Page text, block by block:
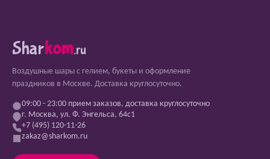
Sharkom.ru
Воздушные шары с гелием, букеты и оформление
праздников в Москве. Доставка круглосуточно.
09:00 - 23:00 прием заказов, доставка круглосуточно
г. Москва, ул. Ф. Энгельса, 64с1
+7 (495) 120-11-26
zakaz@sharkom.ru